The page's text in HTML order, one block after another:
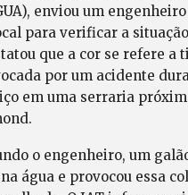
enviou um
para verificar a
que a cor se refere a
por um acidente
em uma serraria
o engenheiro, um
água e provocou essa